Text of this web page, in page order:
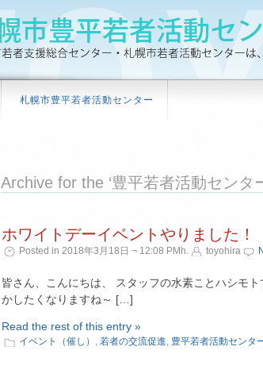
札幌市豊平若者活動センター
Archive for the ‘豊平若者活動センタ
ホワイトデーイベントやりました！
Posted in 2018年3月18日 ¬ 12:08 PMh. toyohira
皆さん、こんにちは、 スタッフの水素ことハシモ
かしたくなりますね～ […]
Read the rest of this entry »
イベント（催し） , 若者の交流促進, 豊平若者活動センタ